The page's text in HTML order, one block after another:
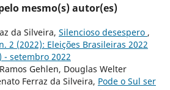
mesmo(s) autor(es)
da Silveira, Silencioso desespero ,
2 (2022): Eleições Brasileiras 2022
- setembro 2022
Gehlen, Douglas Welter
Ferraz da Silveira, Pode o Sul ser